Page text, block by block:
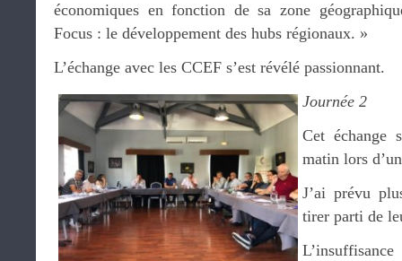
économiques en fonction de sa zone
Focus : le développement des hubs régionaux. »
L’échange avec les CCEF s’est révélé passionnant.
Journée 2
Cet échange
matin lors
J’ai prévu
tirer parti de